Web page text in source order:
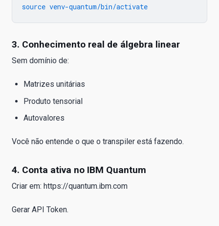
3. Conhecimento real de álgebra linear
Sem domínio de:
Matrizes unitárias
Produto tensorial
Autovalores
Você não entende o que o transpiler está fazendo.
4. Conta ativa no IBM Quantum
Criar em: https://quantum.ibm.com
Gerar API Token.